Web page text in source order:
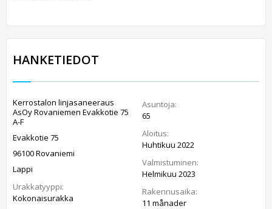
HANKETIEDOT
Kerrostalon linjasaneeraus
AsOy Rovaniemen Evakkotie 75
A-F
Evakkotie 75
96100 Rovaniemi
Lappi
Urakkatyyppi:
Kokonaisurakka
Asuntoja:
65
Aloitus:
Huhtikuu 2022
Valmistuminen:
Helmikuu 2023
Rakennusaika:
11 månader